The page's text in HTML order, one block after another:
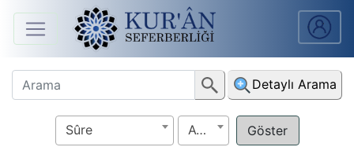
Anasayfa
Sûreler
Arapça
Detaylı Arama
Sûre Ayet